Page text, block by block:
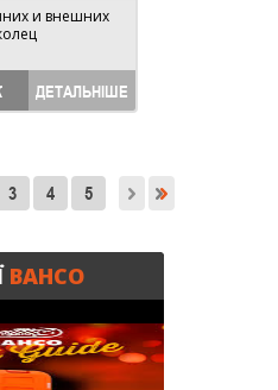
и внешних
ДЕТАЛЬНІШЕ
3 4 5
BAHCO